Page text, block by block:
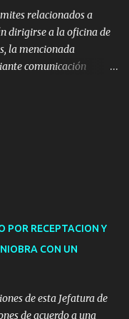
relacionados a
dirigirse a la oficina de
la mencionada
comunicación
Multas: devolución
a
relacionadas a
t...
POR RECEPTACION Y
CON UN
de esta Jefatura de
de acuerdo a una